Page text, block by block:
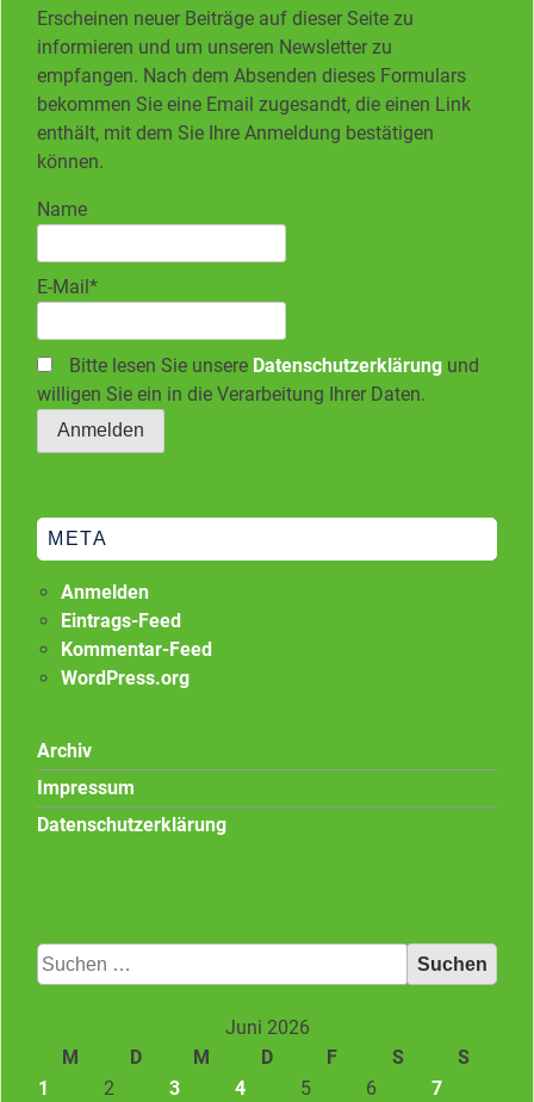
Erscheinen neuer Beiträge auf dieser Seite zu
informieren und um unseren Newsletter zu
empfangen. Nach dem Absenden dieses Formulars
bekommen Sie eine Email zugesandt, die einen Link
enthält, mit dem Sie Ihre Anmeldung bestätigen
können.
Name
E-Mail*
Bitte lesen Sie unsere Datenschutzerklärung und
willigen Sie ein in die Verarbeitung Ihrer Daten.
META
Anmelden
Eintrags-Feed
Kommentar-Feed
WordPress.org
Archiv
Impressum
Datenschutzerklärung
Suchen
nach:
Juni 2026
M
D M D F S
S
1
2 3 4 5 6
7